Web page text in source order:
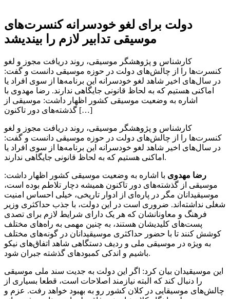
دولت برای لغو خودسرانه کنسرت‌های
موسیقی تدابیر لازم را بیندیشد
کارشناس و پژوهشگر موسیقی، روند دریافت مجوز و لغو
کنسرت‌ها را از چالش‌های دولت در حوزه موسیقی دانست و گفت:
در سال‌های اخیر شاهد لغو خودسرانه این برنامه‌ها از سوی افراد یا
اماکنی هستیم که به لحاظ قانونی جایگاهی ندارند. رضا مهدوی با
اشاره به وضعیت موسیقی کشور اظهار داشت: موسیقی از
گذشته‌های دور تاکنون […]
کارشناس و پژوهشگر موسیقی، روند دریافت مجوز و لغو
کنسرت‌ها را از چالش‌های دولت در حوزه موسیقی دانست و گفت:
در سال‌های اخیر شاهد لغو خودسرانه این برنامه‌ها از سوی افراد یا
اماکنی هستیم که به لحاظ قانونی جایگاهی ندارند.
رضا مهدوی با اشاره به وضعیت موسیقی کشور اظهار داشت:
موسیقی از گذشته‌های دور تاکنون همیشه دچار تلاطم بوده است،
موسیقیدانان مگر در پاره‌ای از ادوار تاریخی، خیلی احساس امنیت
شغلی نداشته‌اند. ضروری است در این دولت، با جذب حداکثری وزیر
فرهنگ و معاونانشان که هر یک دارای شرایط لازم برای تصدی
پست‌های کلیدیشان هستند، به چنین مهمی به راه‌های مختلف
کوشش کنند تا با حضور حداکثری موسیقیدانان در گونه‌های مختلف
به ویژه در موسیقی ملی و ردیف دستگاهی شاهد اتفاق‌های نیکو
باشیم و اندکی کمبودهای گذشته جبران شود.
این موسیقیدان بیان کرد: اگر این دولت به جدیت سند ملی موسیقی
را دنبال کند که البته نیازمند اصلاحات است، قطعا بسیاری از
چالش‌های موسیقایی در کلان کشور رو به بهبود خواهد رفت. عزم و